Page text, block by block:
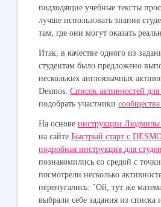
подходящие учебные тексты
лучше использовать знания
там, где они могут оказать
Итак, в качестве одного из
студентам было предложено
нескольких англоязычных
Desmos.Список активностей для
подобрать участники
На основеинструкции Людмилы
на сайтеБыстрый старт с
подробная инструкция для
познакомились со средой с
посмотрели несколько
перепугались: "Ой, тут же
выбрали себе задания из списка